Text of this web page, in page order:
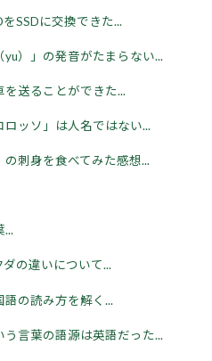
SSDに交換できた...
）」の発音がたまらない...
送ることができた...
ッソ」は人名ではない...
刺身を食べてみた感想...
...
の違いについて...
語の読み方を解く...
う言葉の語源は英語だった...